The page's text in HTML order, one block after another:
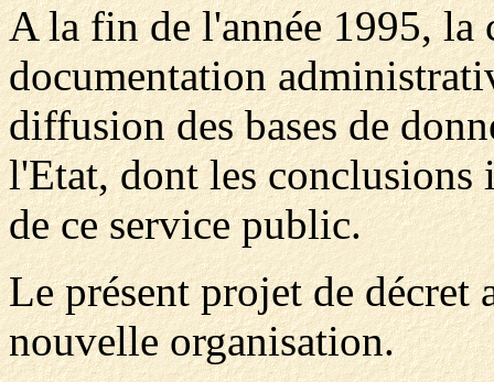
A la fin de l'année 1995, la
documentation
diffusion des bases de
l'Etat, dont les
de ce service public.
Le présent projet de
nouvelle organisation.